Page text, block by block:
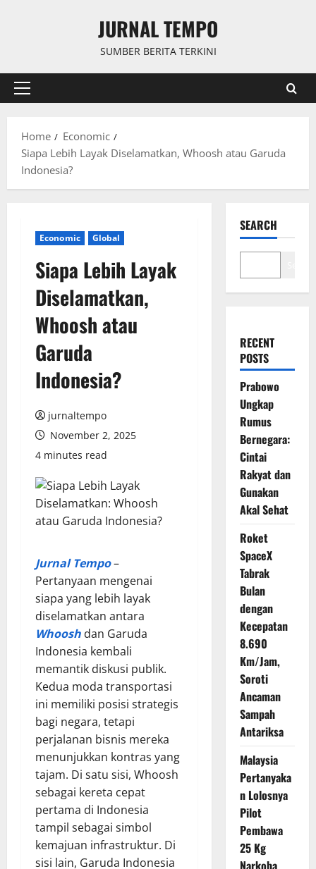
JURNAL TEMPO
SUMBER BERITA TERKINI
Primary
Home
Economic
Siapa Lebih Layak Diselamatkan, Whoosh atau Garuda
Indonesia?
Economic Global
Siapa Lebih Layak
Diselamatkan,
Whoosh atau
Garuda
Indonesia?
jurnaltempo
November 2, 2025
4 minutes read
Jurnal Tempo–
Pertanyaan mengenai
siapa yang lebih layak
diselamatkan antara
Whoosh dan Garuda
Indonesia kembali
memantik diskusi publik.
Kedua moda transportasi
ini memiliki posisi strategis
bagi negara, tetapi
perjalanan bisnis mereka
menunjukkan kontras yang
tajam. Di satu sisi, Whoosh
sebagai kereta cepat
pertama di Indonesia
tampil sebagai simbol
kemajuan infrastruktur. Di
sisi lain, Garuda Indonesia
SEARCH
RECENT
POSTS
Prabowo
Ungkap
Rumus
Bernegara:
Cintai
Rakyat dan
Gunakan
Akal Sehat
Roket
SpaceX
Tabrak
Bulan
dengan
Kecepatan
8.690
Km/Jam,
Soroti
Ancaman
Sampah
Antariksa
Malaysia
Pertanyaka
n Lolosnya
Pilot
Pembawa
25 Kg
Narkoba